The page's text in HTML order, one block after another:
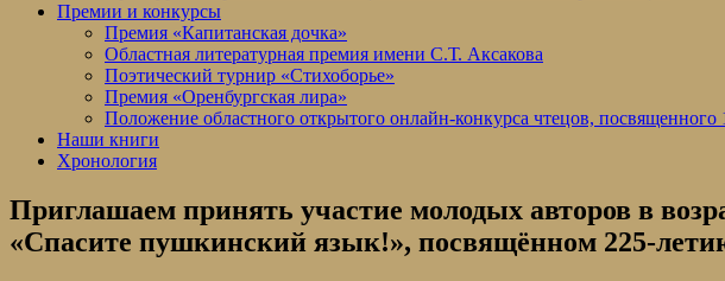
Премии и конкурсы
Премия «Капитанская дочка»
Областная литературная премия имени С.Т. Аксакова
Поэтический турнир «Стихоборье»
Премия «Оренбургская лира»
Положение областного открытого онлайн-конкурса чтецов,
Наши книги
Хронология
Приглашаем принять участие молодых авторов в
«Спасите пушкинский язык!», посвящённом 225-